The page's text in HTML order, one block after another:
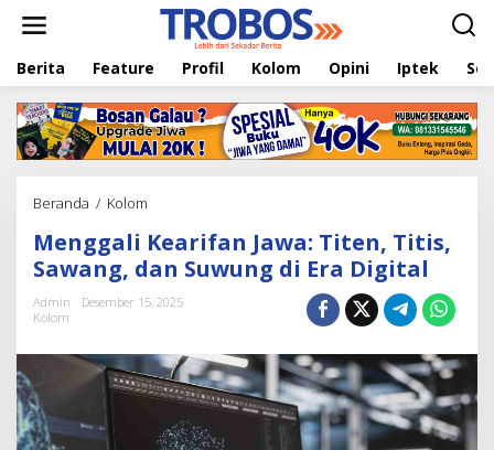
t
Berita Feature Profil Kolom Opini Iptek
Beranda / Kolom
n
g
g
a
K
e
a
Menggali Kearifan Jawa: Titen, Titis,
Sawang, dan Suwung di Era Digital
Admin
Desember 15, 2025
Kolom